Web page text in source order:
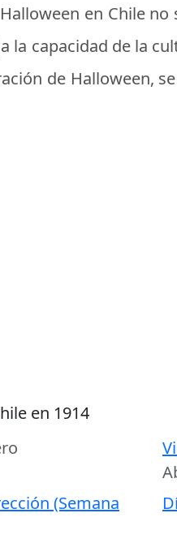
en Chile
la capacidad de la
de Halloween,
en 1914
(Semana